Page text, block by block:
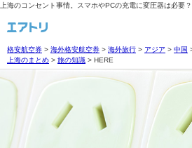
上海のコンセント事情。スマホやPCの充電に変圧器は必要？
格安航空券 > 海外格安航空券 > 海外旅行 > アジア > 中国
上海のまとめ > 旅の知識 > HERE